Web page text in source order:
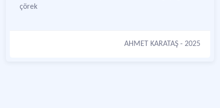
çörek
AHMET KARATAŞ - 2025